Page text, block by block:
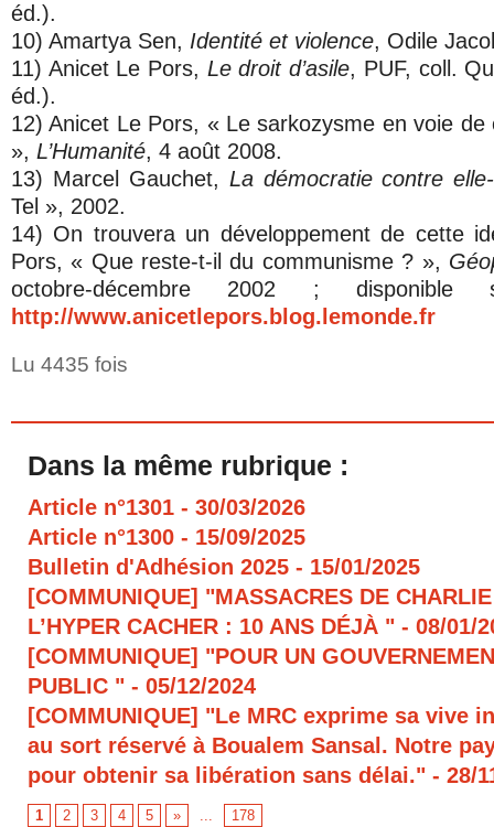
éd.).
10) Amartya Sen, Identité et violence, Odile
11) Anicet Le Pors, Le droit d’asile, PUF, coll.
éd.).
12) Anicet Le Pors, « Le sarkozysme en voie de
», L’Humanité, 4 août 2008.
13) Marcel Gauchet, La démocratie contre
Tel », 2002.
14) On trouvera un développement de cette
Pors, « Que reste-t-il du communisme ? »,
octobre-décembre 2002 ;
http://www.anicetlepors.blog.lemonde.fr
Lu 4435 fois
Dans la même rubrique :
Article n°1301 - 30/03/2026
Article n°1300 - 15/09/2025
Bulletin d'Adhésion 2025 - 15/01/2025
[COMMUNIQUE] "MASSACRES DE
L’HYPER CACHER : 10 ANS DÉJÀ " - 08/01/
[COMMUNIQUE] "POUR UN
PUBLIC " - 05/12/2024
[COMMUNIQUE] "Le MRC exprime sa vive
au sort réservé à Boualem Sansal. Notre
pour obtenir sa libération sans délai." - 28/
1 2 3 4 5 » ... 178